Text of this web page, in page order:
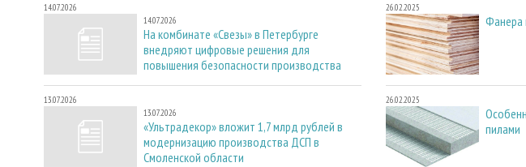
14.07.2026
14.07.2026
На комбинате «Свезы» в Петербурге
внедряют цифровые решения для
повышения безопасности производства
13.07.2026
13.07.2026
«Ультрадекор» вложит 1,7 млрд рублей в
модернизацию производства ДСП в
Смоленской области
26.02.2025
Фанера
26.02.2025
пилами